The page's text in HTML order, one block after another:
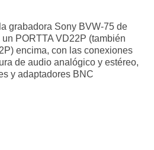
grabadora Sony BVW-75 de
PORTTA VD22P (también
encima, con las conexiones
de audio analógico y estéreo,
y adaptadores BNC